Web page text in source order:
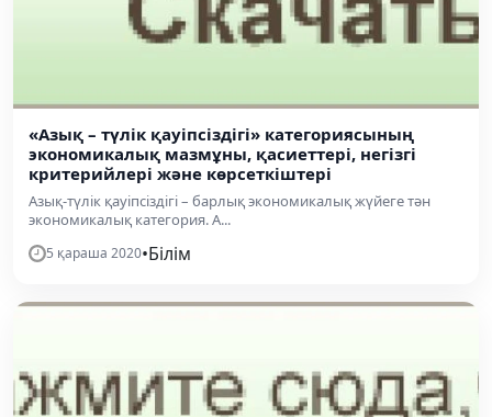
«Азық – түлік қауіпсіздігі» категориясының
экономикалық мазмұны, қасиеттері, негізгі
критерийлері және көрсеткіштері
Азық-түлік қауіпсіздігі – барлық экономикалық жүйеге тән
экономикалық категория. А...
5 қараша 2020•Білім